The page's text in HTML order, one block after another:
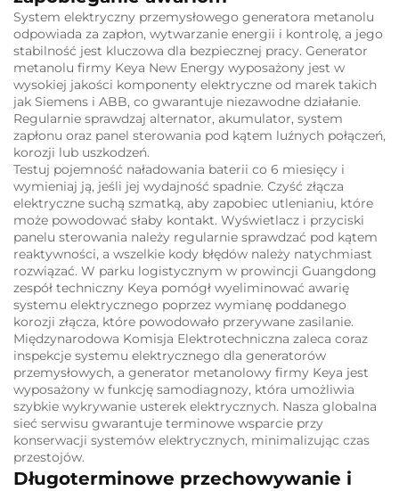
System elektryczny przemysłowego generatora metanolu
odpowiada za zapłon, wytwarzanie energii i kontrolę, a jego
stabilność jest kluczowa dla bezpiecznej pracy. Generator
metanolu firmy Keya New Energy wyposażony jest w
wysokiej jakości komponenty elektryczne od marek takich
jak Siemens i ABB, co gwarantuje niezawodne działanie.
Regularnie sprawdzaj alternator, akumulator, system
zapłonu oraz panel sterowania pod kątem luźnych połączeń,
korozji lub uszkodzeń.
Testuj pojemność naładowania baterii co 6 miesięcy i
wymieniaj ją, jeśli jej wydajność spadnie. Czyść złącza
elektryczne suchą szmatką, aby zapobiec utlenianiu, które
może powodować słaby kontakt. Wyświetlacz i przyciski
panelu sterowania należy regularnie sprawdzać pod kątem
reaktywności, a wszelkie kody błędów należy natychmiast
rozwiązać. W parku logistycznym w prowincji Guangdong
zespół techniczny Keya pomógł wyeliminować awarię
systemu elektrycznego poprzez wymianę poddanego
korozji złącza, które powodowało przerywane zasilanie.
Międzynarodowa Komisja Elektrotechniczna zaleca coraz
inspekcje systemu elektrycznego dla generatorów
przemysłowych, a generator metanolowy firmy Keya jest
wyposażony w funkcję samodiagnozy, która umożliwia
szybkie wykrywanie usterek elektrycznych. Nasza globalna
sieć serwisu gwarantuje terminowe wsparcie przy
konserwacji systemów elektrycznych, minimalizując czas
przestojów.
Długoterminowe przechowywanie i